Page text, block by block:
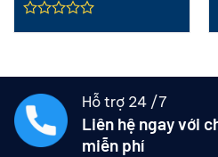
Hỗ trợ 24 /7
Liên hệ ngay với
miễn phí